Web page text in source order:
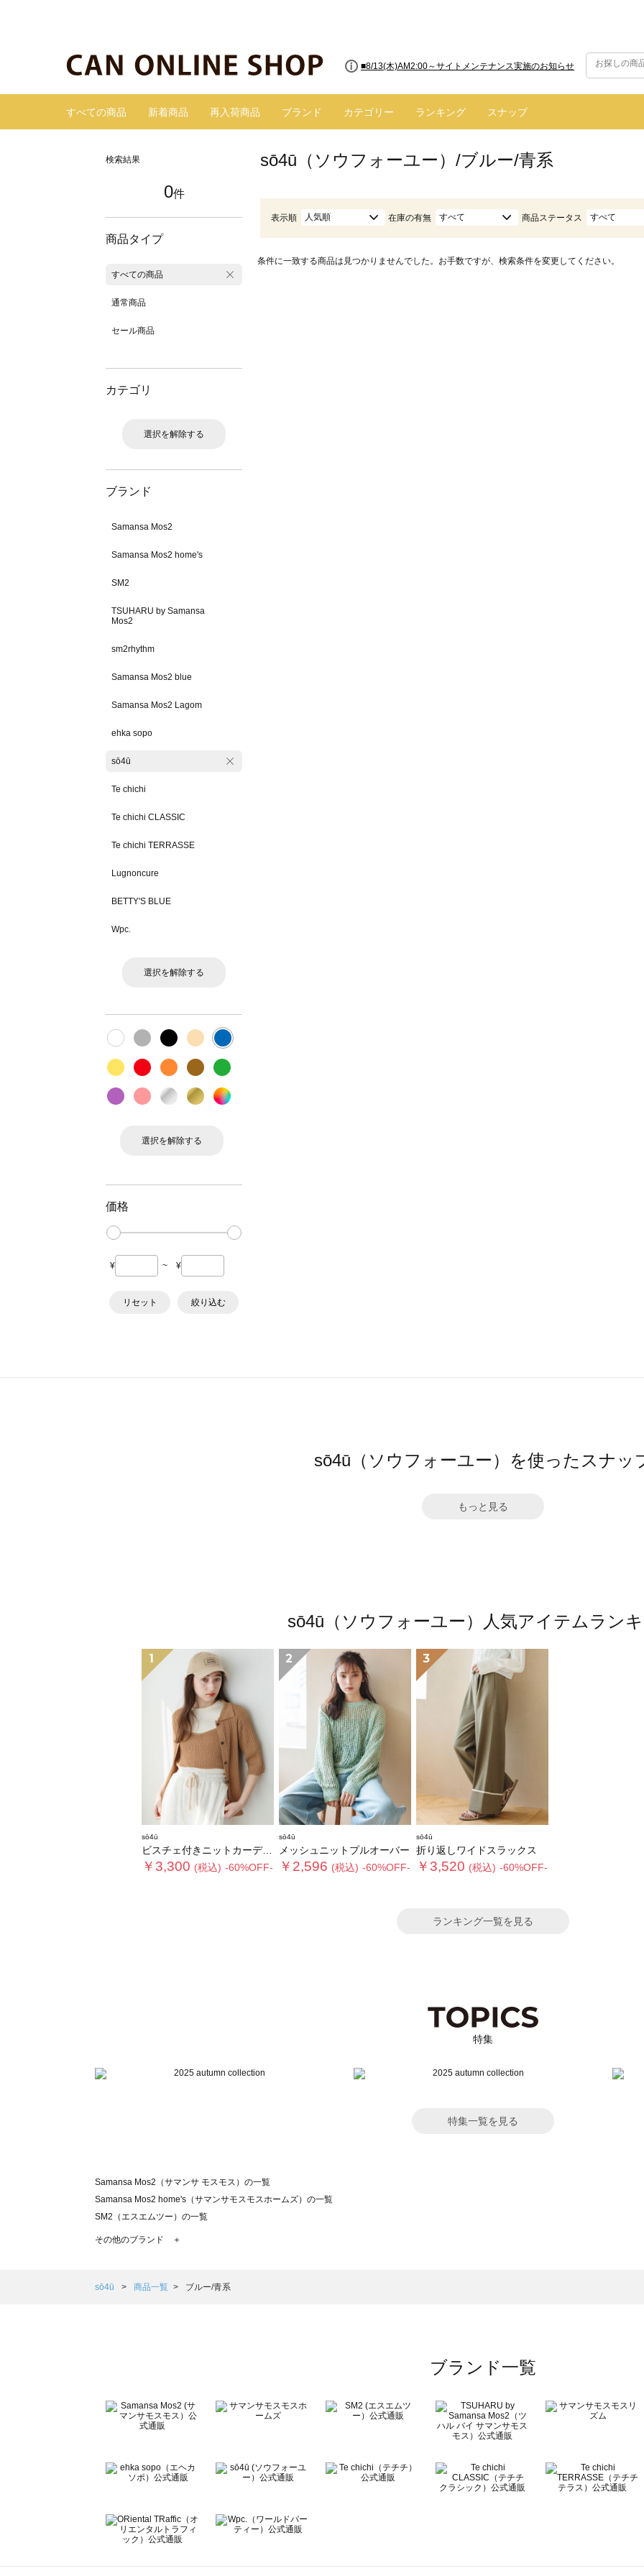
■8/13(木)AM2:00～サイトメンテナンス実施のお知らせ
すべての商品 新着商品 再入荷商品 ブランド カテゴリー ランキング スナップ
検索結果
0件
商品タイプ
すべての商品
通常商品
セール商品
カテゴリ
選択を解除する
ブランド
Samansa Mos2
Samansa Mos2 home's
SM2
TSUHARU by Samansa
Mos2
sm2rhythm
Samansa Mos2 blue
Samansa Mos2 Lagom
ehka sopo
sō4ū
Te chichi
Te chichi CLASSIC
Te chichi TERRASSE
Lugnoncure
BETTY'S BLUE
Wpc.
選択を解除する
選択を解除する
価格
¥ ~ ¥
リセット 絞り込む
sō4ū（ソウフォーユー）/ブルー/青系
表示順 人気順 在庫の有無 すべて 商品ステータス すべて
条件に一致する商品は見つかりませんでした。お手数ですが、検索条件を変更してください。
sō4ū（ソウフォーユー）を使ったスナッ
もっと見る
sō4ū（ソウフォーユー）人気アイテムラン
1
sō4ū
ビスチェ付きニットカーディガン
￥3,300 (税込) -60%OFF-
2
sō4ū
メッシュニットプルオーバー
￥2,596 (税込) -60%OFF-
3
sō4ū
折り返しワイドスラックス
￥3,520 (税込) -60%OFF-
ランキング一覧を見る
特集
特集一覧を見る
Samansa Mos2（サマンサ モスモス）の一覧
Samansa Mos2 home's（サマンサモスモスホームズ）の一覧
SM2（エスエムツー）の一覧
TSUHARU by Samansa Mos2（ツハルバイサマンサモスモス）の一覧
Samansa Mos2 Lagom（サマンサモスモス ラーゴム）の一覧
BETTY'S BLUE（べティーズブルー）の一覧
Wpc.（ワールドパーティー）の一覧
その他のブランド ＋
sō4ū 商品一覧 ブルー/青系
ブランド一覧